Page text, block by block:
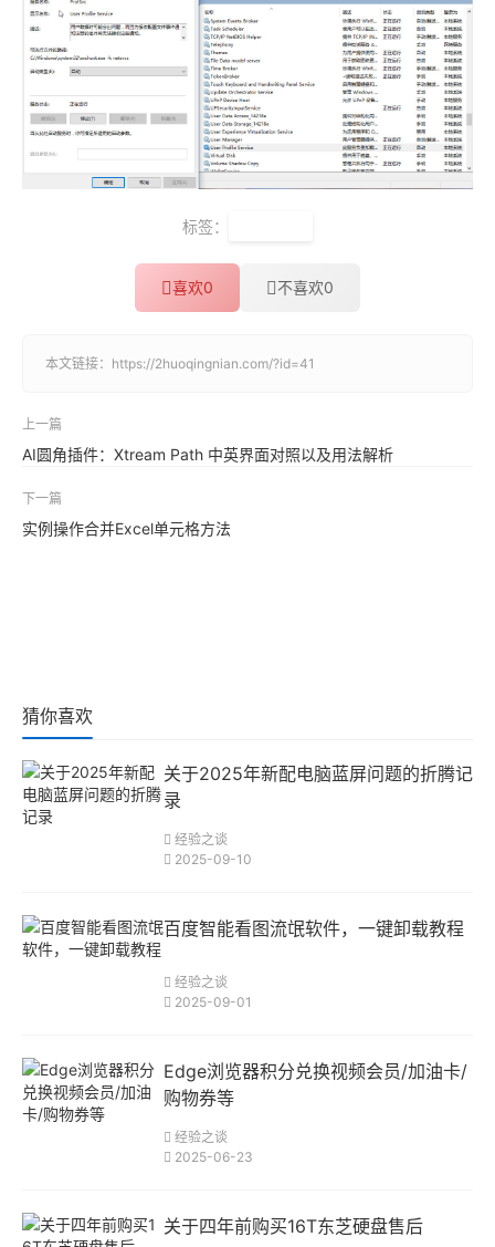
标签：
喜欢0 不喜欢0
本文链接： https://2huoqingnian.com/?id=41
上一篇
AI圆角插件：Xtream Path 中英界面对照以及用法解析
下一篇
实例操作合并Excel单元格方法
猜你喜欢
关于2025年新配电脑蓝屏问题的折腾记
录
经验之谈
2025-09-10
百度智能看图流氓软件，一键卸载教程
经验之谈
2025-09-01
Edge浏览器积分兑换视频会员/加油卡/
购物券等
经验之谈
2025-06-23
关于四年前购买16T东芝硬盘售后